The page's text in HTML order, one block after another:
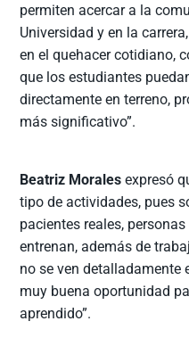
permiten acercar a la
Universidad y en la
en el quehacer cotidiano,
que los estudiantes
directamente en terreno,
más significativo”.
Beatriz Morales expresó
tipo de actividades, pues
pacientes reales,
entrenan, además de
no se ven detalladamente
muy buena oportunidad
aprendido”.